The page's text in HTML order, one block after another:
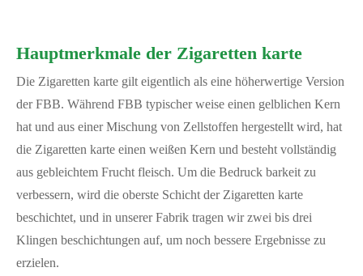
Hauptmerkmale der Zigaretten karte
Die Zigaretten karte gilt eigentlich als eine höherwertige Version
der FBB. Während FBB typischer weise einen gelblichen Kern
hat und aus einer Mischung von Zellstoffen hergestellt wird, hat
die Zigaretten karte einen weißen Kern und besteht vollständig
aus gebleichtem Frucht fleisch. Um die Bedruck barkeit zu
verbessern, wird die oberste Schicht der Zigaretten karte
beschichtet, und in unserer Fabrik tragen wir zwei bis drei
Klingen beschichtungen auf, um noch bessere Ergebnisse zu
erzielen.